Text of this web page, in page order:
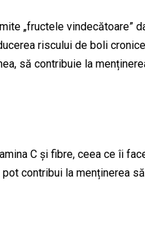
„fructele vindecătoare”
riscului de boli
să contribuie la
C și fibre, ceea ce îi
contribui la menținerea